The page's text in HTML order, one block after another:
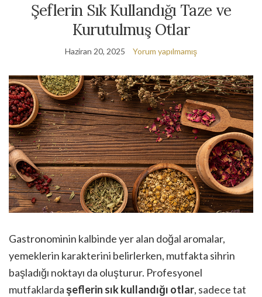
Şeflerin Sık Kullandığı Taze ve
Kurutulmuş Otlar
Haziran 20, 2025 Yorum yapılmamış
Gastronominin kalbinde yer alan doğal aromalar,
yemeklerin karakterini belirlerken, mutfakta sihrin
başladığı noktayı da oluşturur. Profesyonel
mutfaklardaşeflerin sık kullandığı otlar, sadece tat